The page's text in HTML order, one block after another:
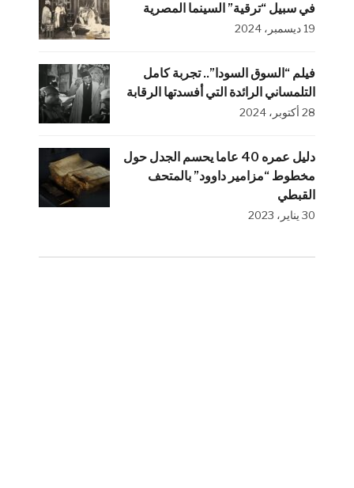
في سبيل “ترقية” السينما المصرية
19 ديسمبر، 2024
فيلم “السوق السودا”.. تجربة كامل
التلمساني الرائدة التي أفسدتها الرقابة
28 أكتوبر، 2024
دليل عمره 40 عاما يحسم الجدل حول
مخطوط “مزامير داوود” بالمتحف
القبطي
30 يناير، 2023